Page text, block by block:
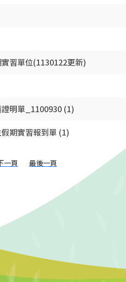
習單位(1130122更新)
明單_1100930 (1)
期實習報到單 (1)
一頁 最後一頁